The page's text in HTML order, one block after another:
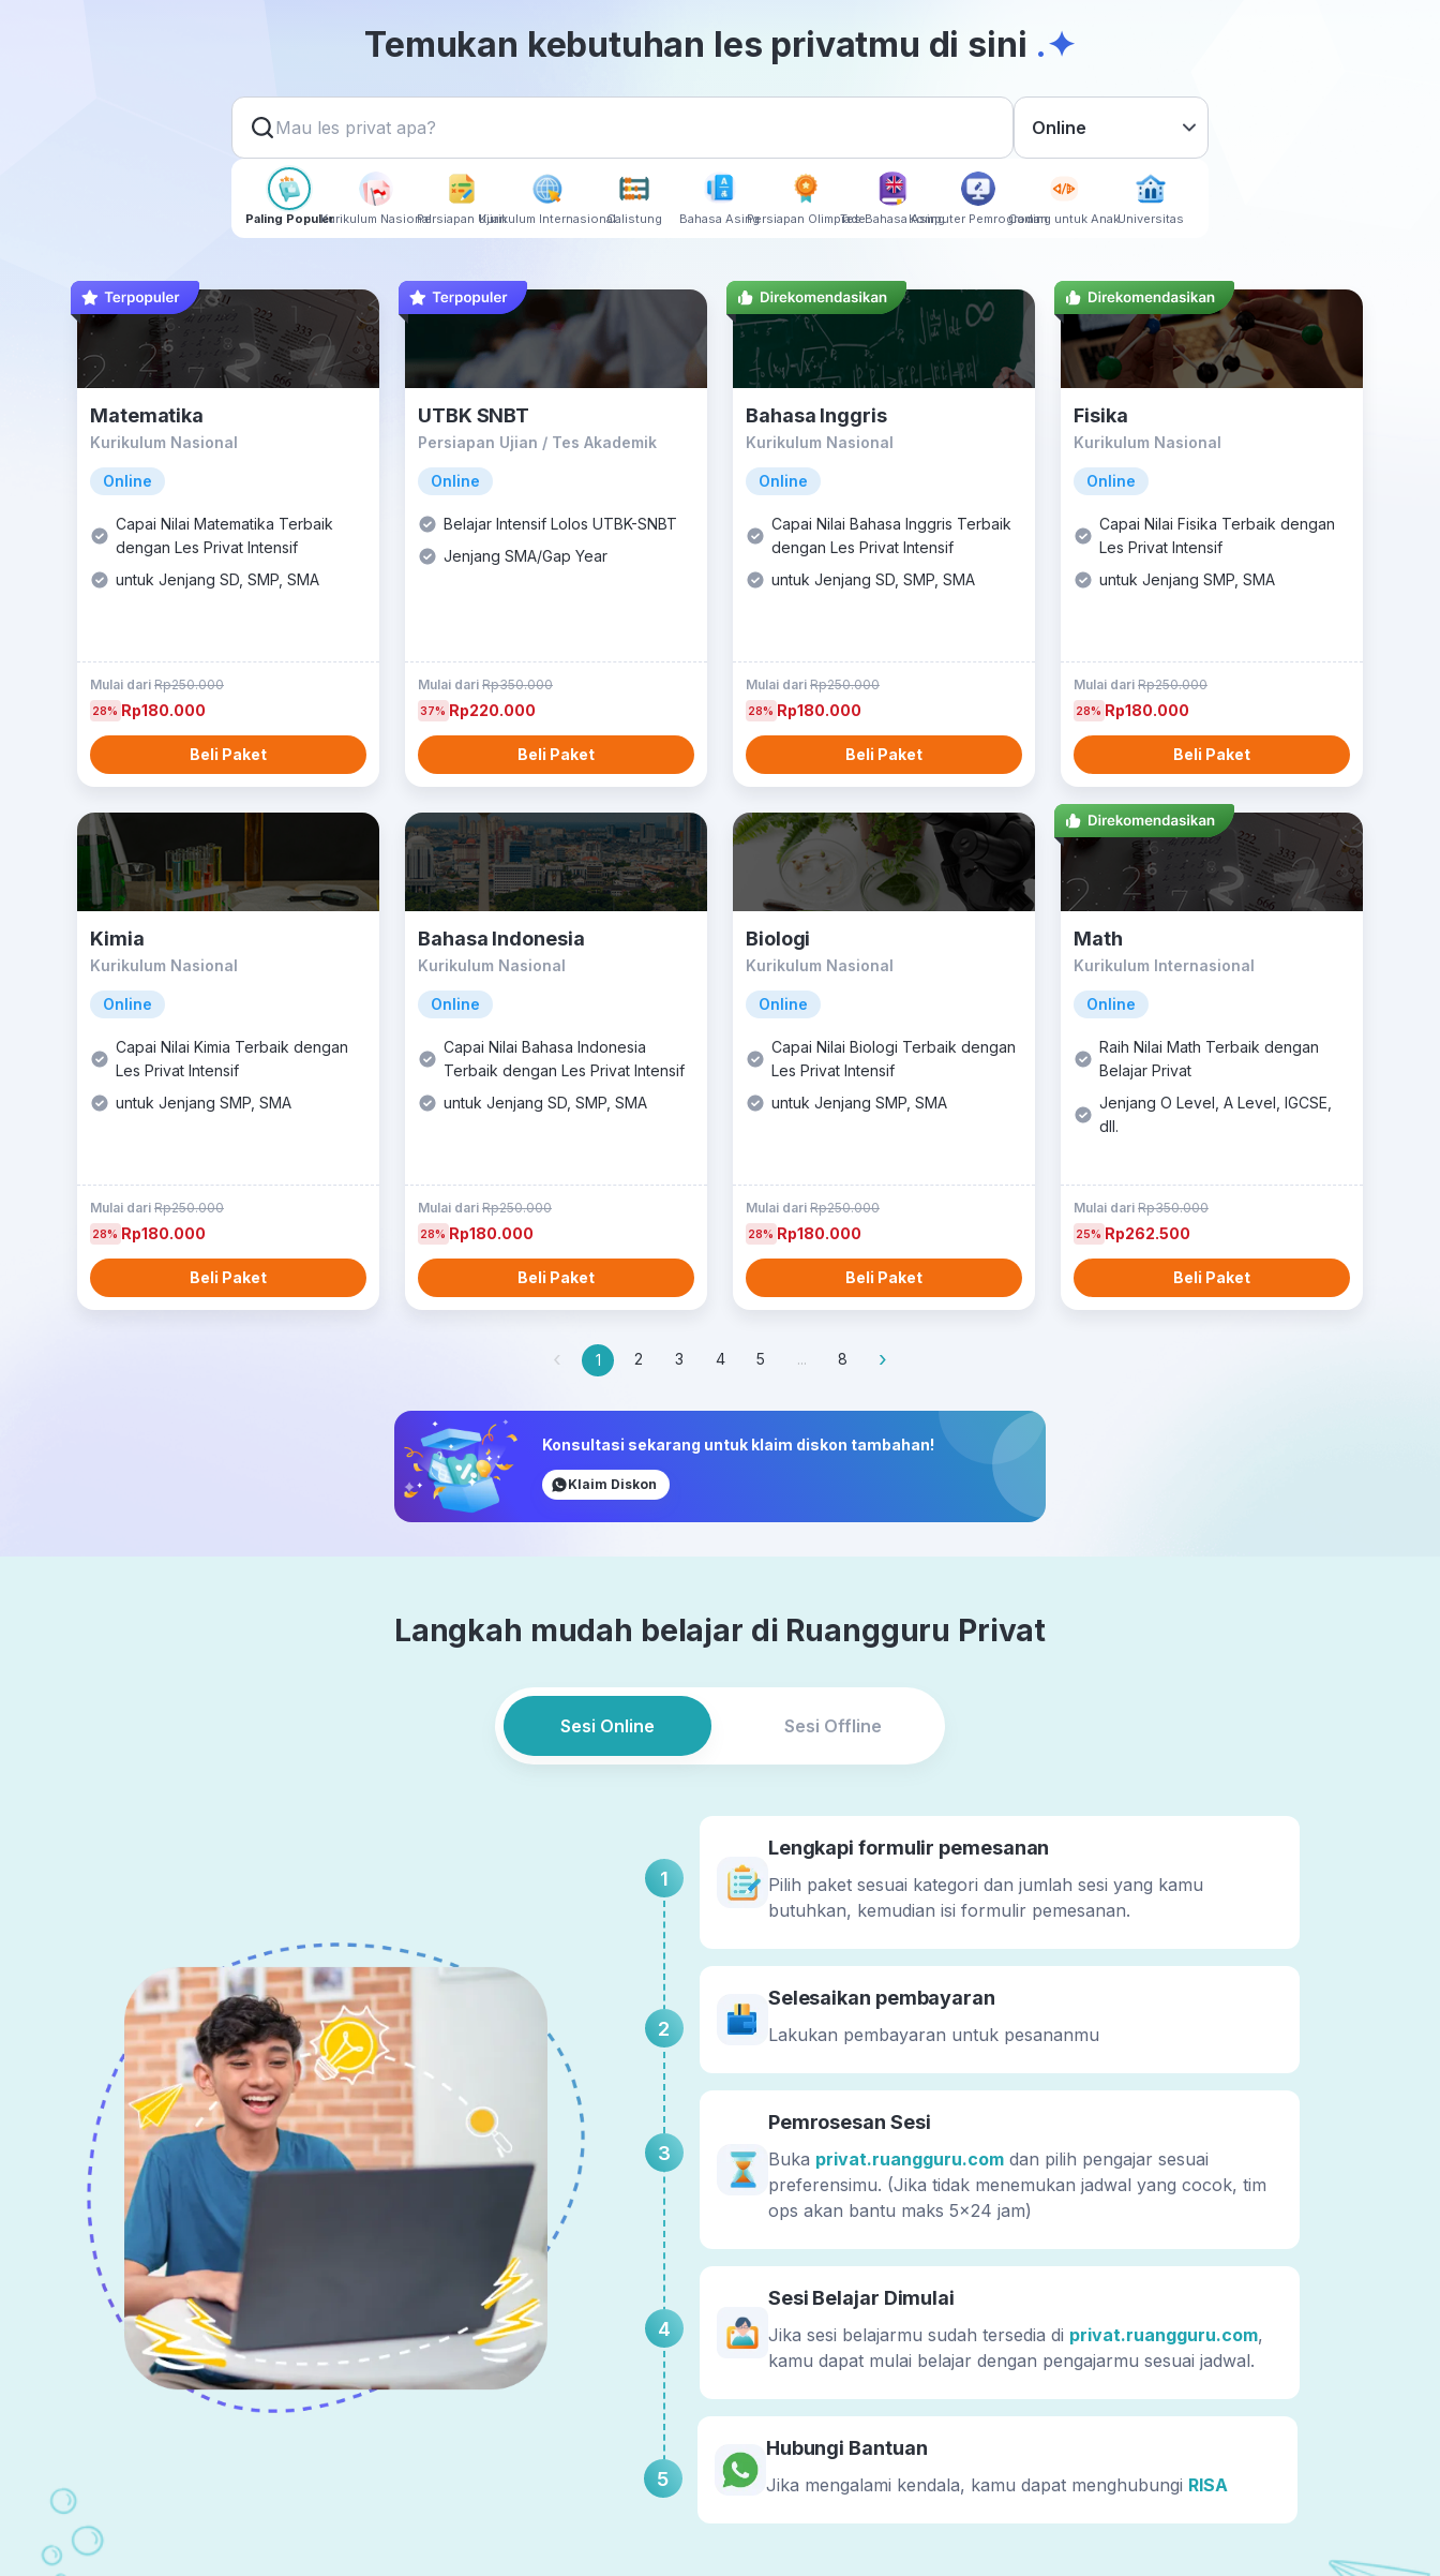
Temukan kebutuhan les privatmu di sini .✦
Mau les privat apa? Online
Paling PopulerKurikulum NasionalPersiapan UjianKurikulum InternasionalCalistung Bahasa AsingPersiapan OlimpiadeTes Bahasa AsingKomputer PemrogramanCoding untuk AnakUniversitas
Matematika
Kurikulum Nasional
Online
Capai Nilai Matematika Terbaik
dengan Les Privat Intensif
untuk Jenjang SD, SMP, SMA
Mulai dari Rp250.000
28% Rp180.000
Beli Paket
UTBK SNBT
Persiapan Ujian / Tes Akademik
Online
Belajar Intensif Lolos UTBK-SNBT
Jenjang SMA/Gap Year
Mulai dari Rp350.000
37% Rp220.000
Beli Paket
Bahasa Inggris
Kurikulum Nasional
Online
Capai Nilai Bahasa Inggris Terbaik
dengan Les Privat Intensif
untuk Jenjang SD, SMP, SMA
Mulai dari Rp250.000
28% Rp180.000
Beli Paket
Fisika
Kurikulum Nasional
Online
Capai Nilai Fisika Terbaik dengan
Les Privat Intensif
untuk Jenjang SMP, SMA
Mulai dari Rp250.000
28% Rp180.000
Beli Paket
Kimia
Kurikulum Nasional
Online
Capai Nilai Kimia Terbaik dengan
Les Privat Intensif
untuk Jenjang SMP, SMA
Mulai dari Rp250.000
28% Rp180.000
Beli Paket
Bahasa Indonesia
Kurikulum Nasional
Online
Capai Nilai Bahasa Indonesia
Terbaik dengan Les Privat Intensif
untuk Jenjang SD, SMP, SMA
Mulai dari Rp250.000
28% Rp180.000
Beli Paket
Biologi
Kurikulum Nasional
Online
Capai Nilai Biologi Terbaik dengan
Les Privat Intensif
untuk Jenjang SMP, SMA
Mulai dari Rp250.000
28% Rp180.000
Beli Paket
Math
Kurikulum Internasional
Online
Raih Nilai Math Terbaik dengan
Belajar Privat
Jenjang O Level, A Level, IGCSE,
dll.
Mulai dari Rp350.000
25% Rp262.500
Beli Paket
‹ 1 2 3 4 5 ... 8 ›
Konsultasi sekarang untuk klaim diskon tambahan!
Klaim Diskon
Langkah mudah belajar di Ruangguru Privat
Sesi Online Sesi Offline
1
Lengkapi formulir pemesanan
Pilih paket sesuai kategori dan jumlah sesi yang kamu
butuhkan, kemudian isi formulir pemesanan.
2
Selesaikan pembayaran
Lakukan pembayaran untuk pesananmu
3
Pemrosesan Sesi
Buka privat.ruangguru.comdan pilih pengajar sesuai
preferensimu. (Jika tidak menemukan jadwal yang cocok, tim
ops akan bantu maks 5x24 jam)
4
Sesi Belajar Dimulai
Jika sesi belajarmu sudah tersedia di privat.ruangguru.com,
kamu dapat mulai belajar dengan pengajarmu sesuai jadwal.
5
Hubungi Bantuan
Jika mengalami kendala, kamu dapat menghubungi RISA